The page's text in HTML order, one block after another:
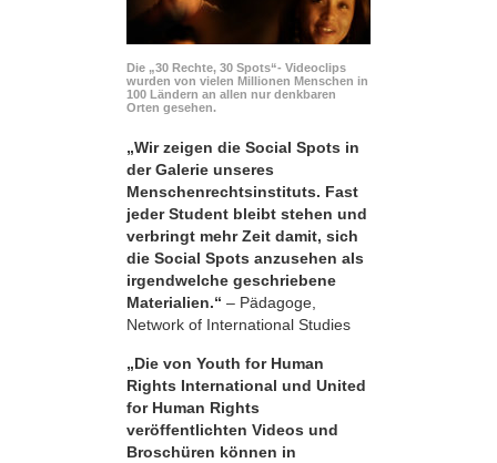
Die „30 Rechte, 30 Spots“- Videoclips
wurden von vielen Millionen Menschen in
100 Ländern an allen nur denkbaren
Orten gesehen.
„Wir zeigen die Social Spots in
der Galerie unseres
Menschenrechtsinstituts. Fast
jeder Student bleibt stehen und
verbringt mehr Zeit damit, sich
die Social Spots anzusehen als
irgendwelche geschriebene
Materialien.“ – Pädagoge,
Network of International Studies
„Die von Youth for Human
Rights International und United
for Human Rights
veröffentlichten Videos und
Broschüren können in